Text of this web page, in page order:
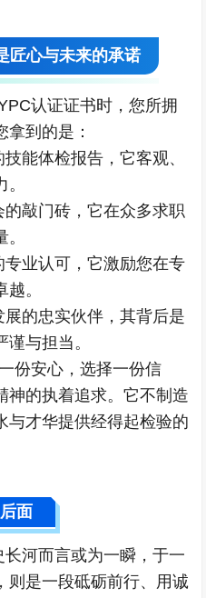
匠心与未来的承诺
认证证书时，您所拥
到的是：
能体检报告，它客观、
敲门砖，它在众多求职
业认可，它激励您在专
。
的忠实伙伴，其背后是
与担当。
份安心，选择一份信
神的执着追求。它不制造
与才华提供经得起检验的
面
河而言或为一瞬，于一
则是一段砥砺前行、用诚